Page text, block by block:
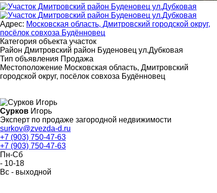
Адрес: Московская область, Дмитровский городской округ,
посёлок совхоза Будённовец
Категория объекта участок
Район Дмитровский район Буденовец ул.Дубковая
Тип объявления Продажа
Местоположение Московская область, Дмитровский
городской округ, посёлок совхоза Будённовец
Сурков Игорь
Эксперт по продаже загородной недвижимости
surkov@zvezda-d.ru
+7 (903) 750-47-63
+7 (903) 750-47-63
Пн-Cб
- 10-18
Вс - выходной